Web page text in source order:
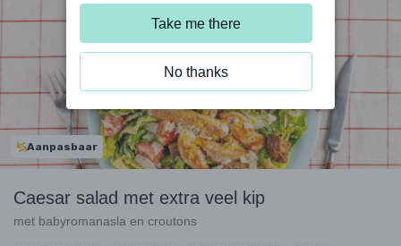
Aanpasbaar
Caesar salad met extra veel kip
met babyromanasla en croutons
Take me there
No thanks